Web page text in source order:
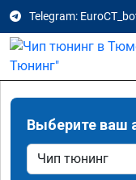
Telegram:
Выберите ваш